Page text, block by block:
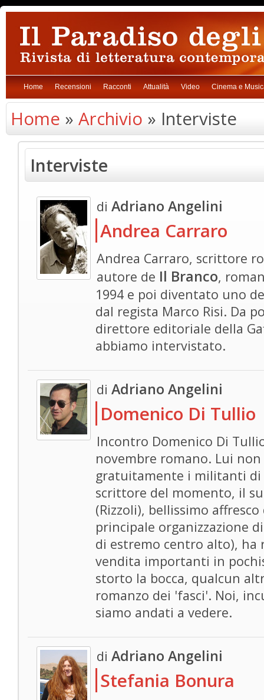
Home Recensioni Racconti Attualità Video Cinema e
Home » Archivio » Interviste
Interviste
di Adriano Angelini
Andrea Carraro
Andrea Carraro, scrittore
autore de Il Branco,
1994 e poi diventato uno
dal regista Marco Risi. Da
direttore editoriale della
abbiamo intervistato.
di Adriano Angelini
Domenico Di Tullio
Incontro Domenico Di
novembre romano. Lui
gratuitamente i militanti di
scrittore del momento, il
(Rizzoli), bellissimo
principale organizzazione
di estremo centro alto),
vendita importanti in
storto la bocca, qualcun
romanzo dei 'fasci'. Noi,
siamo andati a vedere.
di Adriano Angelini
Stefania Bonura